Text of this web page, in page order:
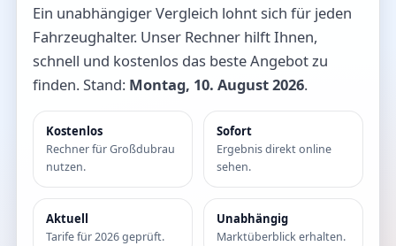
Ein unabhängiger Vergleich lohnt sich für jeden
Fahrzeughalter. Unser Rechner hilft Ihnen,
schnell und kostenlos das beste Angebot zu
finden. Stand: Montag, 10. August 2026.
Kostenlos
Rechner für Großdubrau
nutzen.
Sofort
Ergebnis direkt online
sehen.
Aktuell
Tarife für 2026 geprüft.
Unabhängig
Marktüberblick erhalten.